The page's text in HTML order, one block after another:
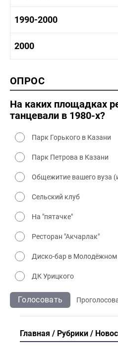
1970-1980 культура
1970 - 1980 быт
1980 -1990 история
1980-1990 культура
1990-2000
1990-2000 культура
2000
2000 промышленность
2000 культура
ОПРОС
На каких площадках
танцевали в 1980-х?
Парк Горького в Казани
Парк Петрова в Казани
Общежитие вашего вуза
Сельский клуб
На "пятачке"
Ресторан "Акчарлак"
Диско-бар в Молодёжном
ДК Урицкого
Голосовать
Главная Рубрики